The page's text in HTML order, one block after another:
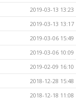
2019-03-13 13:23
2019-03-13 13:17
2019-03-06 15:49
2019-03-06 10:09
2019-02-09 16:10
2018-12-28 15:48
2018-12-18 11:08